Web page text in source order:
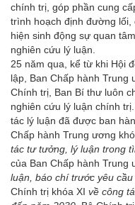
chính trị, góp phần cung
trình hoạch định đường
hiện sinh động sự quan
nghiên cứu lý luận.
25 năm qua, kể từ khi Hội
lập, Ban Chấp hành
Chính trị, Ban Bí thư luôn
nghiên cứu lý luận chính
tác lý luận đã được ban
Chấp hành Trung ương
tác tư tưởng, lý luận trong
của Ban Chấp hành Trung
luận, báo chí trước yêu cầu
Chính trị khóa XI về công